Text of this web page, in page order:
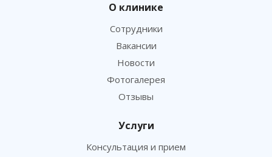
О клинике
Сотрудники
Вакансии
Новости
Фотогалерея
Отзывы
Услуги
Консультация и прием